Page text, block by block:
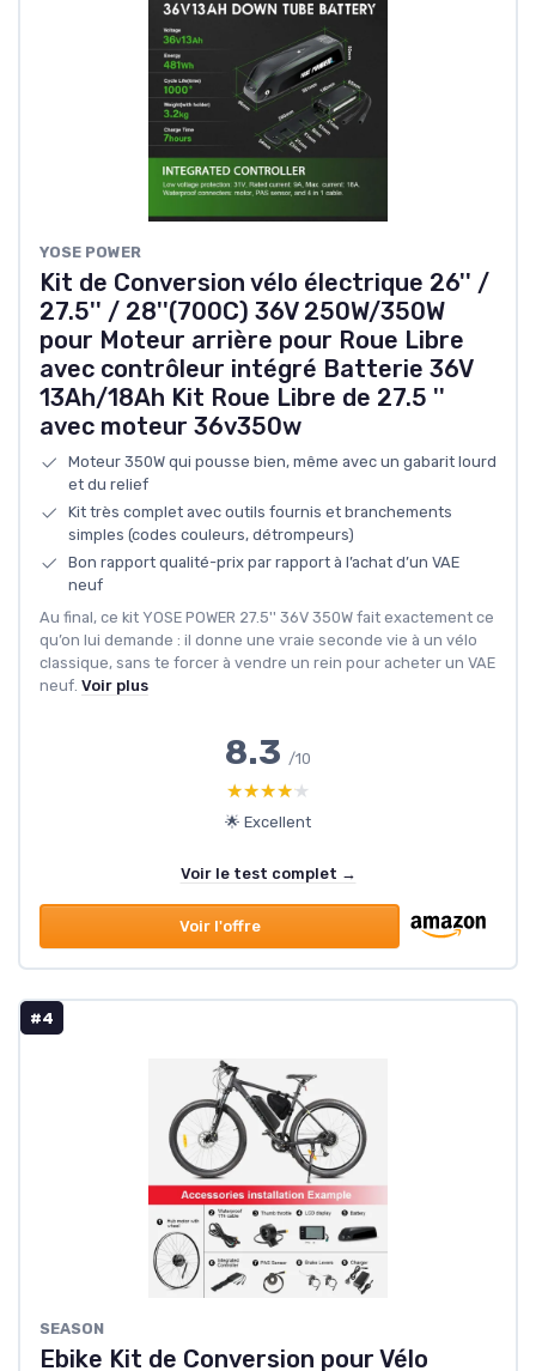
YOSE POWER
Kit de Conversion vélo électrique 26'' /
27.5'' / 28''(700C) 36V 250W/350W
pour Moteur arrière pour Roue Libre
avec contrôleur intégré Batterie 36V
13Ah/18Ah Kit Roue Libre de 27.5 ''
avec moteur 36v350w
Moteur 350W qui pousse bien, même avec un gabarit lourd
et du relief
Kit très complet avec outils fournis et branchements
simples (codes couleurs, détrompeurs)
Bon rapport qualité-prix par rapport à l’achat d’un VAE
neuf
Au final, ce kit YOSE POWER 27.5'' 36V 350W fait exactement ce
qu’on lui demande : il donne une vraie seconde vie à un vélo
classique, sans te forcer à vendre un rein pour acheter un VAE
neuf. Voir plus
8.3 /10
★★★★★
★★★★★
🌟 Excellent
Voir le test complet →
Voir l'offre
#4
SEASON
Ebike Kit de Conversion pour Vélo